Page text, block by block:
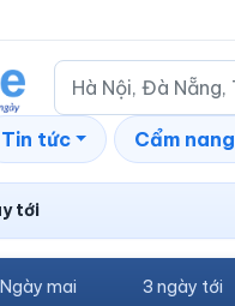
Tin tức Cẩm nang
tới
Ngày mai 3 ngày tới